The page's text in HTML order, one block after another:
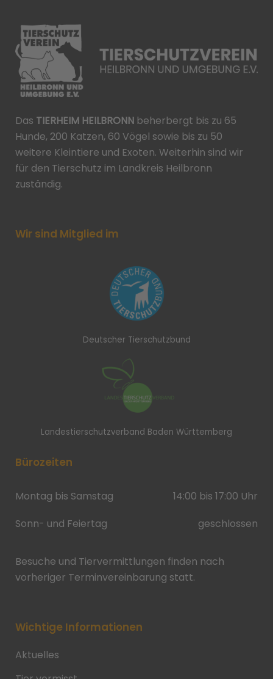
Das TIERHEIM HEILBRONN beherbergt bis zu 65
Hunde, 200 Katzen, 60 Vögel sowie bis zu 50
weitere Kleintiere und Exoten. Weiterhin sind wir
für den Tierschutz im Landkreis Heilbronn
zuständig.
Wir sind Mitglied im
Deutscher Tierschutzbund
Landestierschutzverband Baden Württemberg
Bürozeiten
Montag bis Samstag
14:00 bis 17:00 Uhr
Sonn- und Feiertag
geschlossen
Besuche und Tiervermittlungen finden nach
vorheriger Terminvereinbarung statt.
Wichtige Informationen
Aktuelles